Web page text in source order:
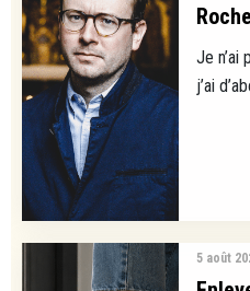
Je n’ai
j’ai
5 août